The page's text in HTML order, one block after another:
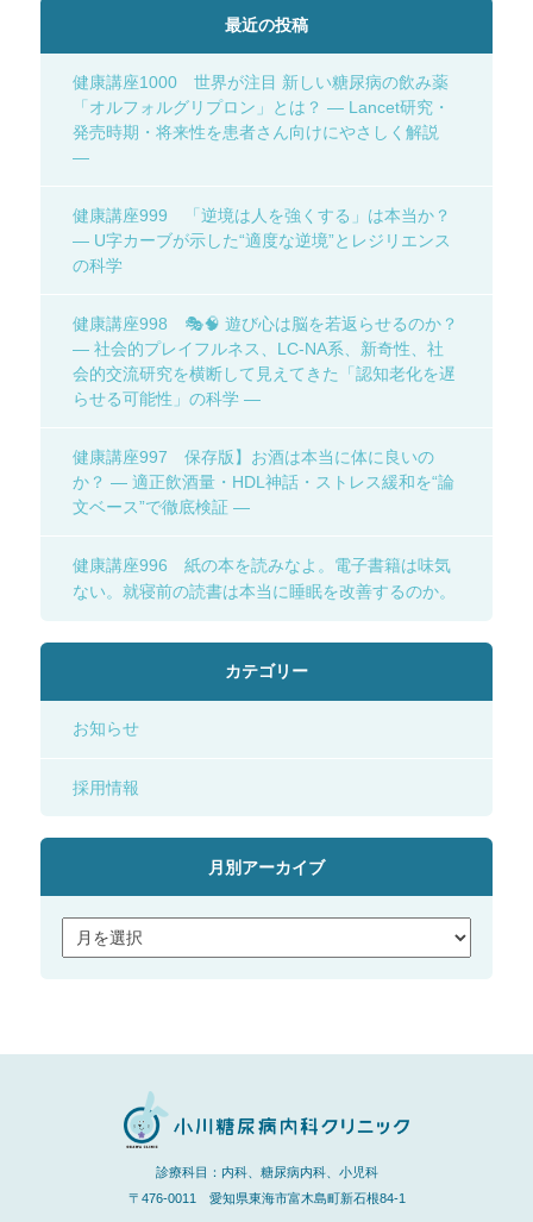
最近の投稿
健康講座1000 世界が注目 新しい糖尿病の飲み薬
「オルフォルグリプロン」とは？ ― Lancet研究・
発売時期・将来性を患者さん向けにやさしく解説
―
健康講座999 「逆境は人を強くする」は本当か？
― U字カーブが示した“適度な逆境”とレジリエンス
の科学
健康講座998 🎭🧠 遊び心は脳を若返らせるのか？
― 社会的プレイフルネス、LC-NA系、新奇性、社
会的交流研究を横断して見えてきた「認知老化を遅
らせる可能性」の科学 ―
健康講座997 保存版】お酒は本当に体に良いの
か？ ― 適正飲酒量・HDL神話・ストレス緩和を“論
文ベース”で徹底検証 ―
健康講座996 紙の本を読みなよ。電子書籍は味気
ない。就寝前の読書は本当に睡眠を改善するのか。
カテゴリー
お知らせ
採用情報
月別アーカイブ
診療科目：内科、糖尿病内科、小児科
〒476-0011 愛知県東海市富木島町新石根84-1